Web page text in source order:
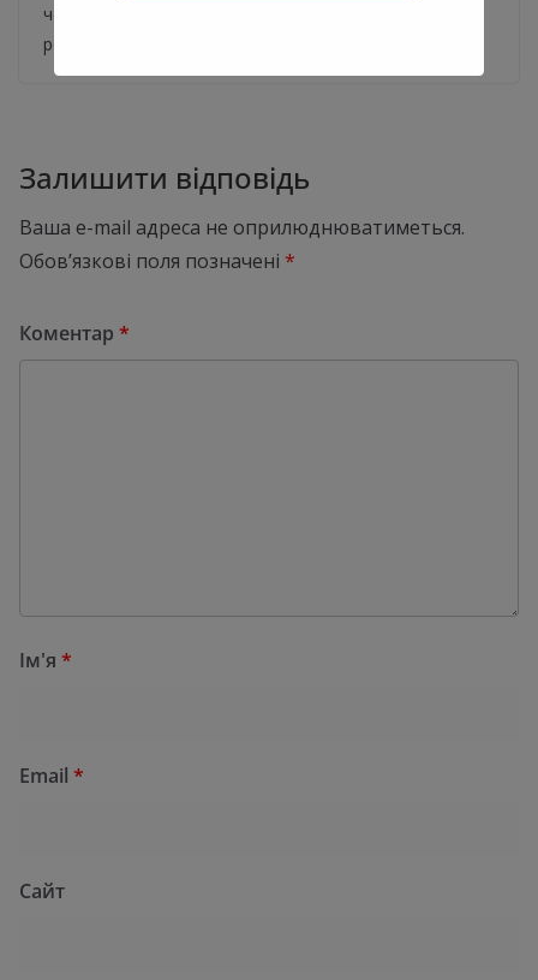
через два тижні метробудівці планують розпочати
роботи з розробки тунелю між станціями “Сирець” та
Залишити відповідь
Ваша e-mail адреса не оприлюднюватиметься.
Обов’язкові поля позначені *
Коментар *
Ім'я *
Email *
Сайт